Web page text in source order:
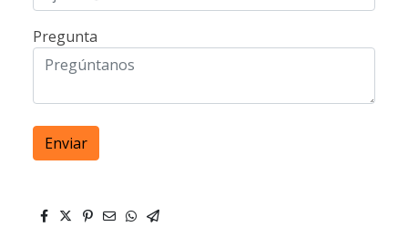
Pregunta
Enviar